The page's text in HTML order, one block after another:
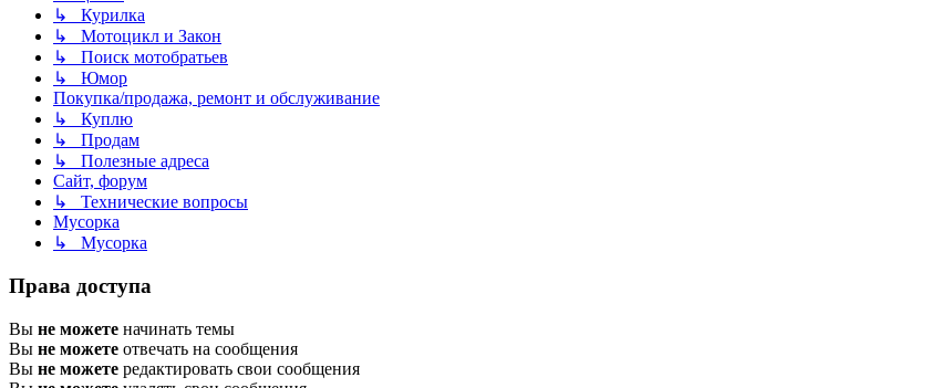
↳ Курилка
↳ Мотоцикл и Закон
↳ Поиск мотобратьев
↳ Юмор
Покупка/продажа, ремонт и обслуживание
↳ Куплю
↳ Продам
↳ Полезные адреса
Сайт, форум
↳ Технические вопросы
Мусорка
↳ Мусорка
Права доступа
Вы не можете начинать темы
Вы не можете отвечать на сообщения
Вы не можете редактировать свои сообщения